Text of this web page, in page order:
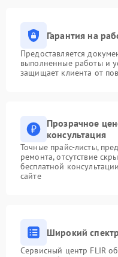
Гарантия на
Предоставляется
выполненные работы и
защищает клиента от
Прозрачное
консультация
Точные прайс-листы,
ремонта, отсутствие
бесплатной
сайте
Широкий
Сервисный центр FLIR